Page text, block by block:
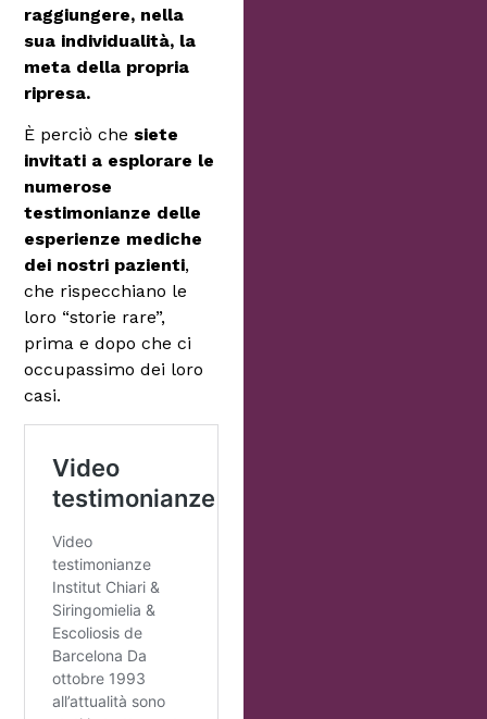
raggiungere, nella
sua individualità, la
meta della propria
ripresa.
È perciò che siete
invitati a esplorare le
numerose
testimonianze delle
esperienze mediche
dei nostri pazienti,
che rispecchiano le
loro “storie rare”,
prima e dopo che ci
occupassimo dei loro
casi.